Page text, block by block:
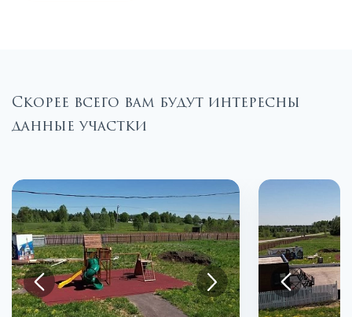
Скорее всего вам будут интересны
данные участки